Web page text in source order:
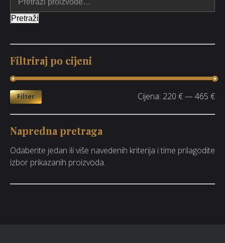
Pretraži
Filtriraj po cijeni
Filter Cijena: 220 €—465 €
Napredna pretraga
Odaberite jedan ili više navedenih kriterija i time prilagodite
izbor prikazanih proizvoda.